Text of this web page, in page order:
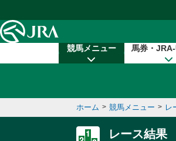
競馬メニュー 馬券・
ホーム > 競馬メニュー > レ
レース結果